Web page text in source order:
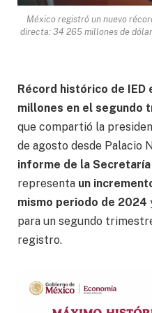
México registró un nuevo
directa: 34 265 millones de
Récord histórico de IED
millones en el segundo
que compartió la
de agosto desde Palacio
informe de la Secretaría
representa un
mismo periodo de 2024
para un segundo
registro.